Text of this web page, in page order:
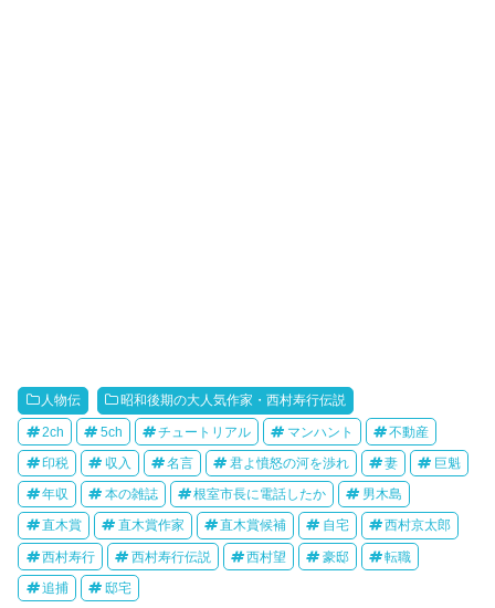
人物伝 昭和後期の大人気作家・西村寿行伝説
2ch 5ch チュートリアル マンハント 不動産
印税 収入 名言 君よ憤怒の河を渉れ 妻 巨魁
年収 本の雑誌 根室市長に電話したか 男木島
直木賞 直木賞作家 直木賞候補 自宅 西村京太郎
西村寿行 西村寿行伝説 西村望 豪邸 転職
追捕 邸宅